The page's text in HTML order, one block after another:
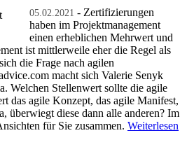
05.02.2021 - Zertifizierungen
haben im Projektmanagement
einen erheblichen Mehrwert und
ist mittlerweile eher die Regel als
die Frage nach agilen
macht sich Valerie Senyk
Welchen Stellenwert sollte die agile
das agile Konzept, das agile Manifest,
überwiegt diese dann alle anderen? Im
für Sie zusammen. Weiterlesen